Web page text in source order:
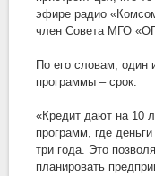
эфире радио
член Совета МГО
По его словам, один
программы – срок.
«Кредит дают на 10
программ, где
три года. Это
планировать